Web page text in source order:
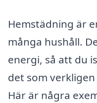
Hemstädning är
många hushåll.
energi, så att du
det som
Här är några